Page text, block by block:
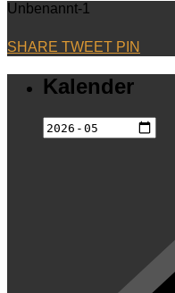
Unbenannt-1
SHARE TWEET PIN
Kalender